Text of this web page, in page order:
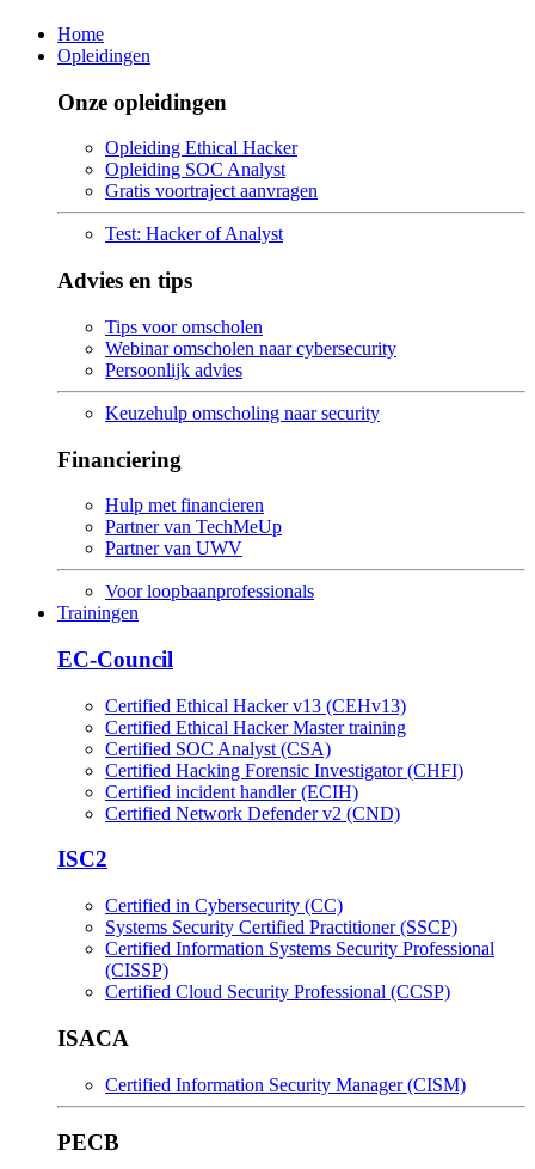
Home
Opleidingen
Onze opleidingen
Opleiding Ethical Hacker
Opleiding SOC Analyst
Gratis voortraject aanvragen
Test: Hacker of Analyst
Advies en tips
Tips voor omscholen
Webinar omscholen naar cybersecurity
Persoonlijk advies
Keuzehulp omscholing naar security
Financiering
Hulp met financieren
Partner van TechMeUp
Partner van UWV
Voor loopbaanprofessionals
Trainingen
EC-Council
Certified Ethical Hacker v13 (CEHv13)
Certified Ethical Hacker Master training
Certified SOC Analyst (CSA)
Certified Hacking Forensic Investigator (CHFI)
Certified incident handler (ECIH)
Certified Network Defender v2 (CND)
ISC2
Certified in Cybersecurity (CC)
Systems Security Certified Practitioner (SSCP)
Certified Information Systems Security Professional
(CISSP)
Certified Cloud Security Professional (CCSP)
ISACA
Certified Information Security Manager (CISM)
PECB